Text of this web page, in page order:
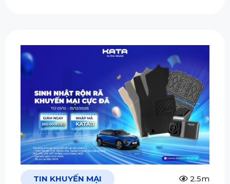
TIN KHUYẾN MẠI 2.5m